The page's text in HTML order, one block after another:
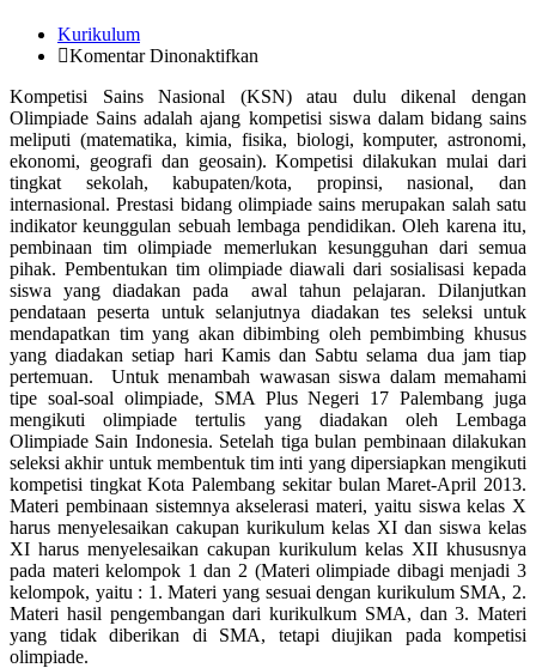
Kurikulum
Komentar Dinonaktifkan
TIM
OLIMPIADE/KSN
Kompetisi Sains Nasional (KSN) atau dulu dikenal dengan
Olimpiade Sains adalah ajang kompetisi siswa dalam bidang sains
meliputi (matematika, kimia, fisika, biologi, komputer, astronomi,
ekonomi, geografi dan geosain). Kompetisi dilakukan mulai dari
tingkat sekolah, kabupaten/kota, propinsi, nasional, dan
internasional. Prestasi bidang olimpiade sains merupakan salah satu
indikator keunggulan sebuah lembaga pendidikan. Oleh karena itu,
pembinaan tim olimpiade memerlukan kesungguhan dari semua
pihak. Pembentukan tim olimpiade diawali dari sosialisasi kepada
siswa yang diadakan pada awal tahun pelajaran. Dilanjutkan
pendataan peserta untuk selanjutnya diadakan tes seleksi untuk
mendapatkan tim yang akan dibimbing oleh pembimbing khusus
yang diadakan setiap hari Kamis dan Sabtu selama dua jam tiap
pertemuan. Untuk menambah wawasan siswa dalam memahami
tipe soal-soal olimpiade, SMA Plus Negeri 17 Palembang juga
mengikuti olimpiade tertulis yang diadakan oleh Lembaga
Olimpiade Sain Indonesia. Setelah tiga bulan pembinaan dilakukan
seleksi akhir untuk membentuk tim inti yang dipersiapkan mengikuti
kompetisi tingkat Kota Palembang sekitar bulan Maret-April 2013.
Materi pembinaan sistemnya akselerasi materi, yaitu siswa kelas X
harus menyelesaikan cakupan kurikulum kelas XI dan siswa kelas
XI harus menyelesaikan cakupan kurikulum kelas XII khususnya
pada materi kelompok 1 dan 2 (Materi olimpiade dibagi menjadi 3
kelompok, yaitu : 1. Materi yang sesuai dengan kurikulum SMA, 2.
Materi hasil pengembangan dari kurikulkum SMA, dan 3. Materi
yang tidak diberikan di SMA, tetapi diujikan pada kompetisi
olimpiade.